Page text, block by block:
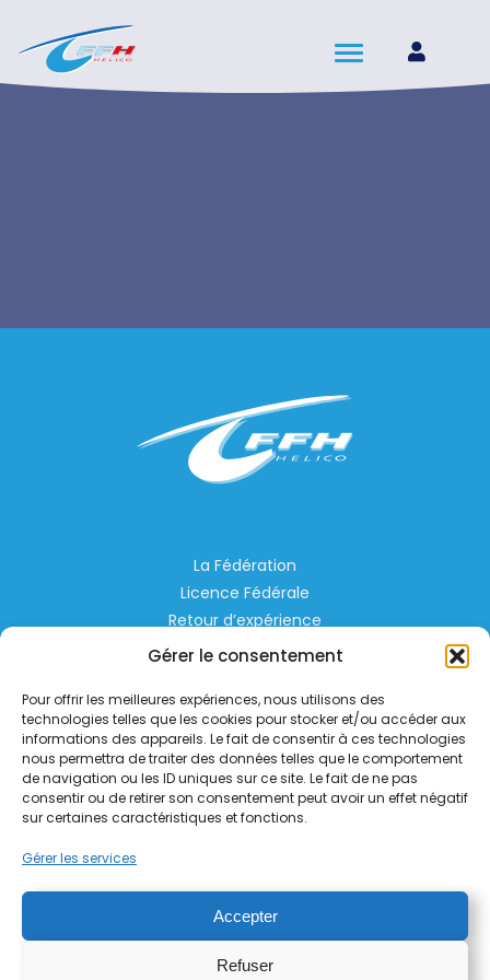
Gérer le consentement
Pour offrir les meilleures expériences, nous utilisons des
technologies telles que les cookies pour stocker et/ou accéder aux
informations des appareils. Le fait de consentir à ces technologies
nous permettra de traiter des données telles que le comportement
de navigation ou les ID uniques sur ce site. Le fait de ne pas
consentir ou de retirer son consentement peut avoir un effet négatif
sur certaines caractéristiques et fonctions.
Gérer les services
Accepter
Refuser
La Fédération
Licence Fédérale
Retour d’expérience
Espace Privé
Liens Utiles
Aérodrome de Lognes Emerainville
77185 LOGNES
contact@helico.org